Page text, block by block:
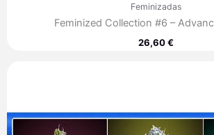
Feminizadas
Feminized Collection #6 –
26,60€